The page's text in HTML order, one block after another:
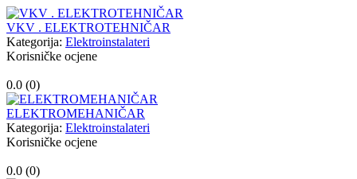
VKV . ELEKTROTEHNIČAR
Kategorija: Elektroinstalateri
Korisničke ocjene
0.0 (0)
ELEKTROMEHANIČAR
Kategorija: Elektroinstalateri
Korisničke ocjene
0.0 (0)